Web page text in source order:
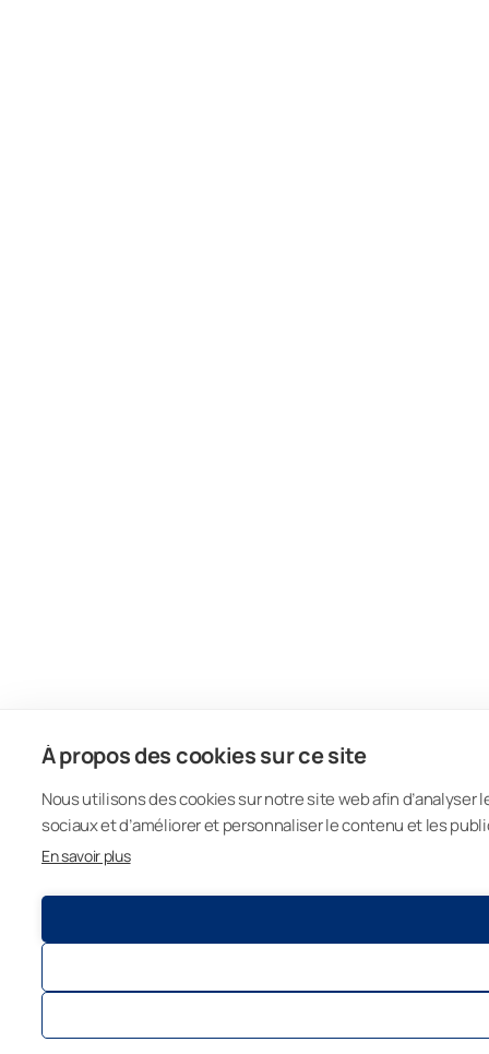
À propos des cookies sur ce site
Nous utilisons des cookies sur notre site web afin
sociaux et d’améliorer et personnaliser le contenu et les
En savoir plus